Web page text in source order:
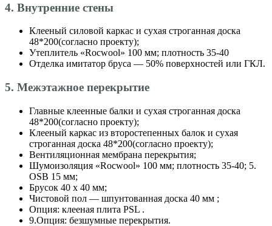
4. Внутренние стены
Клееный силовой каркас и сухая строганная доска
48*200(согласно проекту);
Утеплитель «Roсwool» 100 мм; плотность 35-40
Отделка имитатор бруса — 50% поверхностей или ГКЛ.
5. Межэтажное перекрытие
Главные клеенные балки и сухая строганная доска
48*200(согласно проекту);
Клееный каркас из второстепенных балок и сухая
строганная доска 48*200(согласно проекту);
Вентиляционная мембрана перекрытия;
Шумоизоляция «Roсwool» 100 мм; плотность 35-40; 5.
OSB 15 мм;
Брусок 40 х 40 мм;
Чистовой пол — шпунтованная доска 40 мм ;
Опция: клееная плита PSL .
9.Опция: безшумные перекрытия.